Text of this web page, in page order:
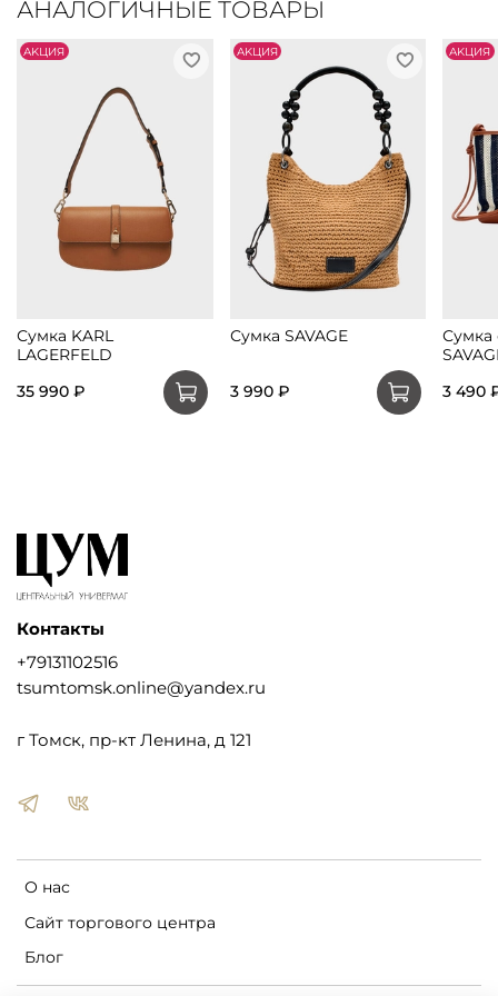
АНАЛОГИЧНЫЕ ТОВАРЫ
АKЦИЯ
Сумка KARL
LAGERFELD
35 990 ₽
АKЦИЯ
Сумка SAVAGE
3 990 ₽
АKЦИЯ
Сумка
3 490
О нас
Сайт торгового центра
Блог
Контакты
+79131102516
tsumtomsk.online@yandex.ru
г Томск, пр-кт Ленина, д 121